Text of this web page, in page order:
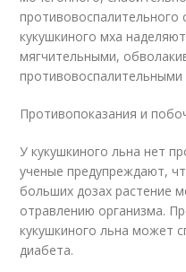
противовоспалительного
кукушкиного мха
мягчительными,
противовоспалительными
Противопоказания и
У кукушкиного льна нет
ученые предупреждают,
больших дозах растение
отравлению организма.
кукушкиного льна может
диабета.